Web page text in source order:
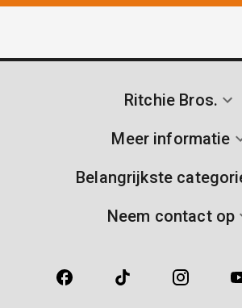
Ritchie Bros.
Meer informatie
Belangrijkste
Neem contact op